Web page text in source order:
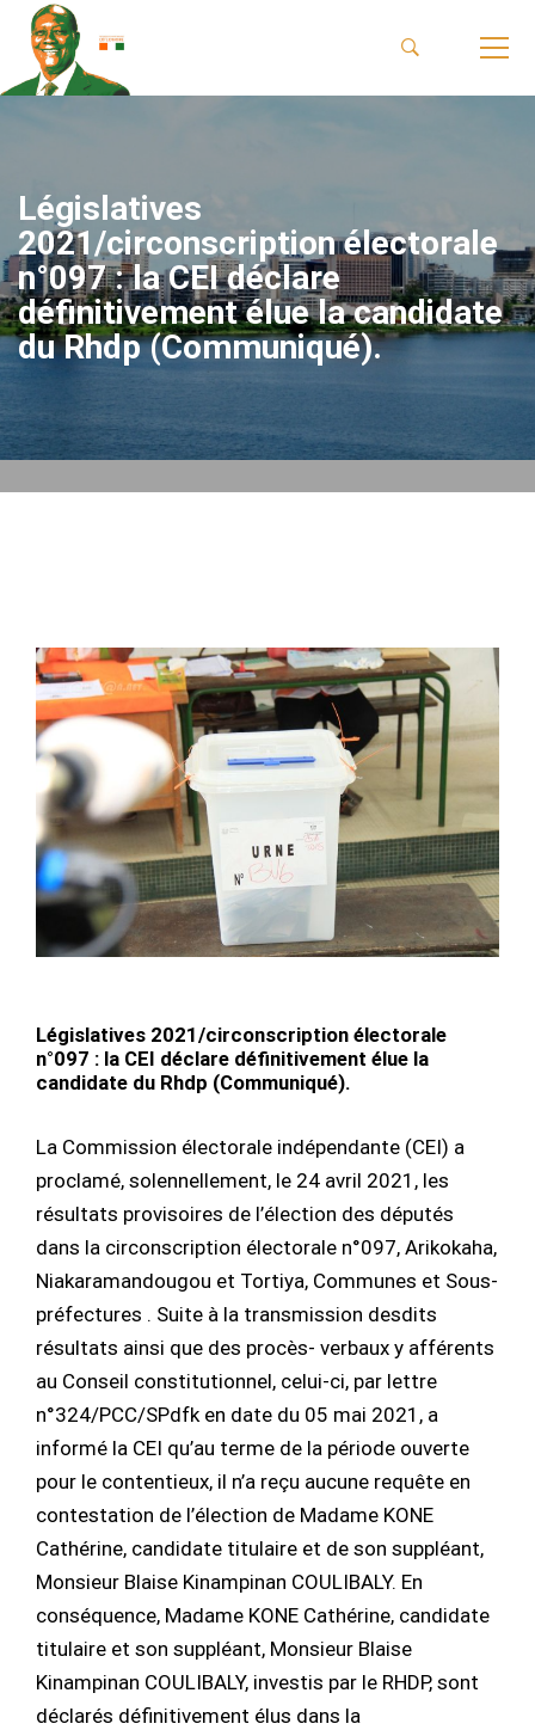
Législatives
2021/circonscription électorale
n°097 : la CEI déclare
définitivement élue la candidate
du Rhdp (Communiqué).
Législatives 2021/circonscription électorale
n°097 : la CEI déclare définitivement élue la
candidate du Rhdp (Communiqué).
La Commission électorale indépendante (CEI) a
proclamé, solennellement, le 24 avril 2021, les
résultats provisoires de l’élection des députés
dans la circonscription électorale n°097, Arikokaha,
Niakaramandougou et Tortiya, Communes et Sous-
préfectures . Suite à la transmission desdits
résultats ainsi que des procès- verbaux y afférents
au Conseil constitutionnel, celui-ci, par lettre
n°324/PCC/SPdfk en date du 05 mai 2021, a
informé la CEI qu’au terme de la période ouverte
pour le contentieux, il n’a reçu aucune requête en
contestation de l’élection de Madame KONE
Cathérine, candidate titulaire et de son suppléant,
Monsieur Blaise Kinampinan COULIBALY. En
conséquence, Madame KONE Cathérine, candidate
titulaire et son suppléant, Monsieur Blaise
Kinampinan COULIBALY, investis par le RHDP, sont
déclarés définitivement élus dans la